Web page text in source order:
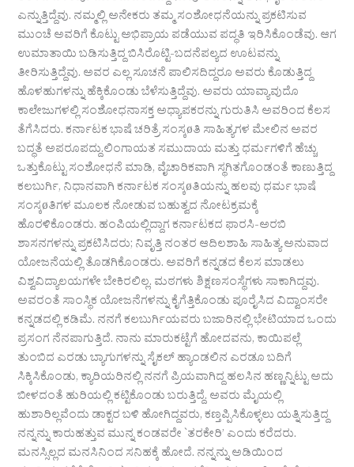
ಎನ್ನುತ್ತಿದ್ದೆವು. ನಮ್ಮಲ್ಲಿ ಅನೇಕರು ತಮ್ಮ ಸಂಶೋಧನೆಯನ್ನು ಪ್ರಕಟಿಸುವ
ಮುಂಚೆ ಅವರಿಗೆ ಕೊಟ್ಟು ಅಭಿಪ್ರಾಯ ಪಡೆಯುವ ಪದ್ಧತಿ ಇರಿಸಿಕೊಂಡೆವು. ಆಗ
ಉಮಾತಾಯಿ ಬಡಿಸುತ್ತಿದ್ದ ಬಿಸಿರೊಟ್ಟಿ-ಬದನೆಪಲ್ಯದ ಊಟವನ್ನು
ತೀರಿಸುತ್ತಿದ್ದೆವು. ಅವರ ಎಲ್ಲ ಸೂಚನೆ ಪಾಲಿಸದಿದ್ದರೂ ಅವರು ಕೊಡುತ್ತಿದ್ದ
ಹೊಳಹುಗಳನ್ನು ಹೆಕ್ಕಿಕೊಂಡು ಬೆಳೆಸುತ್ತಿದ್ದೆವು. ಅವರು ಯಾವ್ಯಾವುದೊ
ಕಾಲೇಜುಗಳಲ್ಲಿ ಸಂಶೋಧನಾಸಕ್ತ ಅಧ್ಯಾಪಕರನ್ನು ಗುರುತಿಸಿ ಅವರಿಂದ ಕೆಲಸ
ತೆಗೆಸಿದರು. ಕರ್ನಾಟಕ ಭಾಷೆ ಚರಿತ್ರೆ ಸಂಸ್ಕøತಿ ಸಾಹಿತ್ಯಗಳ ಮೇಲಿನ ಅವರ
ಬದ್ಧತೆ ಅಪರೂಪದ್ದು.ಲಿಂಗಾಯತ ಸಮುದಾಯ ಮತ್ತು ಧರ್ಮಗಳಿಗೆ ಹೆಚ್ಚು
ಒತ್ತುಕೊಟ್ಟು ಸಂಶೋಧನೆ ಮಾಡಿ, ವೈಚಾರಿಕವಾಗಿ ಸ್ಥಗಿತಗೊಂಡಂತೆ ಕಾಣುತ್ತಿದ್ದ
ಕಲಬುರ್ಗಿ, ನಿಧಾನವಾಗಿ ಕರ್ನಾಟಕ ಸಂಸ್ಕøತಿಯನ್ನು ಹಲವು ಧರ್ಮ ಭಾಷೆ
ಸಂಸ್ಕøತಿಗಳ ಮೂಲಕ ನೋಡುವ ಬಹುತ್ವದ ನೋಟಕ್ರಮಕ್ಕೆ
ಹೊರಳಿಕೊಂಡರು. ಹಂಪಿಯಲ್ಲಿದ್ದಾಗ ಕರ್ನಾಟಕದ ಫಾರಸಿ-ಅರಬಿ
ಶಾಸನಗಳನ್ನು ಪ್ರಕಟಿಸಿದರು; ನಿವೃತ್ತಿ ನಂತರ ಆದಿಲಶಾಹಿ ಸಾಹಿತ್ಯ ಅನುವಾದ
ಯೋಜನೆಯಲ್ಲಿ ತೊಡಗಿಕೊಂಡರು. ಅವರಿಗೆ ಕನ್ನಡದ ಕೆಲಸ ಮಾಡಲು
ವಿಶ್ವವಿದ್ಯಾಲಯಗಳೇ ಬೇಕಿರಲಿಲ್ಲ. ಮಠಗಳು ಶಿಕ್ಷಣಸಂಸ್ಥೆಗಳು ಸಾಕಾಗಿದ್ದವು.
ಅವರಂತೆ ಸಾಂಸ್ಥಿಕ ಯೋಜನೆಗಳನ್ನು ಕೈಗೆತ್ತಿಕೊಂಡು ಪೂರೈಸಿದ ವಿದ್ವಾಂಸರೇ
ಕನ್ನಡದಲ್ಲಿ ಕಡಿಮೆ. ನನಗೆ ಕಲಬುರ್ಗಿಯವರು ಬಜಾರಿನಲ್ಲಿ ಭೇಟಿಯಾದ ಒಂದು
ಪ್ರಸಂಗ ನೆನಪಾಗುತ್ತಿದೆ. ನಾನು ಮಾರುಕಟ್ಟೆಗೆ ಹೋದವನು, ಕಾಯಿಪಲ್ಲೆ
ತುಂಬಿದ ಎರಡು ಬ್ಯಾಗುಗಳನ್ನು ಸೈಕಲ್ ಹ್ಯಾಂಡಲಿನ ಎರಡೂ ಬದಿಗೆ
ಸಿಕ್ಕಿಸಿಕೊಂಡು, ಕ್ಯಾರಿಯರಿನಲ್ಲಿ ನನಗೆ ಪ್ರಿಯವಾಗಿದ್ದ ಹಲಸಿನ ಹಣ್ಣನ್ನಿಟ್ಟು ಅದು
ಬೀಳದಂತೆ ಹುರಿಯಲ್ಲಿ ಕಟ್ಟಿಕೊಂಡು ಬರುತ್ತಿದ್ದೆ. ಅವರು ಮೈಯಲ್ಲಿ
ಹುಶಾರಿಲ್ಲವೆಂದು ಡಾಕ್ಟರ ಬಳಿ ಹೋಗಿದ್ದವರು, ಕಣ್ತಪ್ಪಿಸಿಕೊಳ್ಳಲು ಯತ್ನಿಸುತ್ತಿದ್ದ
ನನ್ನನ್ನು ಕಾರುಹತ್ತುವ ಮುನ್ನ ಕಂಡವರೇ `ತರಕೇರಿ’ ಎಂದು ಕರೆದರು.
ಮನಸ್ಸಿಲ್ಲದ ಮನಸಿನಿಂದ ಸನಿಹಕ್ಕೆ ಹೋದೆ. ನನ್ನನ್ನು ಅಡಿಯಿಂದ